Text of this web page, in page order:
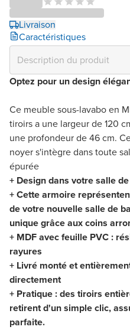
Livraison
Caractéristiques
Optez pour un design
Ce meuble sous-lavabo en
tiroirs a une largeur de 120
une profondeur de 46 cm.
noyer s'intègre dans toute
épurée
+ Design dans votre salle
+ Cette armoire
de votre nouvelle salle de
unique grâce aux coins
+ MDF avec feuille PVC :
rayures
+ Livré monté et
directement
+ Pratique : des tiroirs
retirent d'un simple clic,
parfaite.